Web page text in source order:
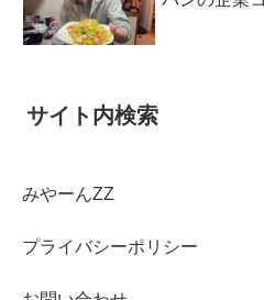
サイト内検索
みやーんZZ
プライバシーポリシー